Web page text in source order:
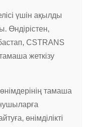
үшін ақылды
Өндірістен,
CSTRANS
жеткізу
тамаша
өнімділікті